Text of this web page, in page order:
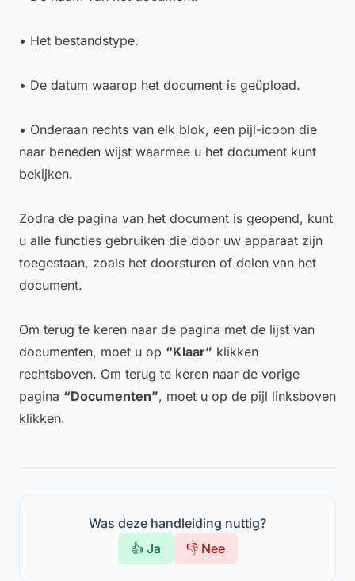
• Het bestandstype.
• De datum waarop het document is geüpload.
• Onderaan rechts van elk blok, een pijl-icoon die
naar beneden wijst waarmee u het document kunt
bekijken.
Zodra de pagina van het document is geopend, kunt
u alle functies gebruiken die door uw apparaat zijn
toegestaan, zoals het doorsturen of delen van het
document.
Om terug te keren naar de pagina met de lijst van
documenten, moet u op “Klaar” klikken
rechtsboven. Om terug te keren naar de vorige
pagina “Documenten”, moet u op de pijl linksboven
klikken.
Was deze handleiding nuttig?
👍 Ja
👎 Nee